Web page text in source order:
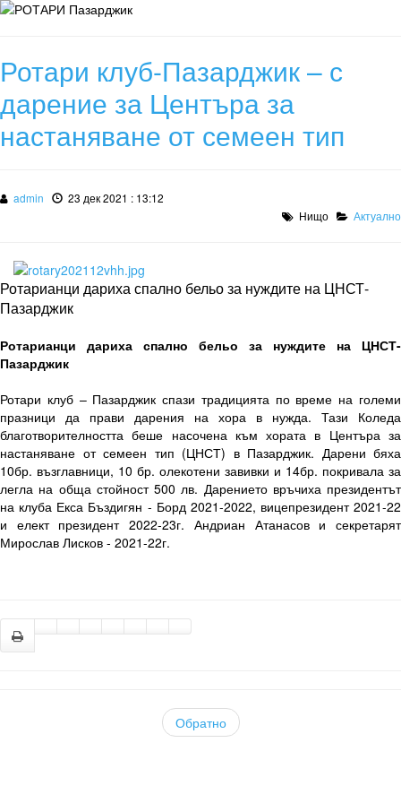
Ротари клуб-Пазарджик – с
дарение за Центъра за
настаняване от семеен тип
admin
23 дек 2021 : 13:12
Нищо
Актуално
Ротарианци дариха спално бельо за нуждите на ЦНСТ-
Пазарджик
Ротарианци дариха спално бельо за нуждите на ЦНСТ-
Пазарджик
Ротари клуб – Пазарджик спази традицията по време на големи
празници да прави дарения на хора в нужда. Тази Коледа
благотворителността беше насочена към хората в Центъра за
настаняване от семеен тип (ЦНСТ) в Пазарджик. Дарени бяха
10бр. възглавници, 10 бр. олекотени завивки и 14бр. покривала за
легла на обща стойност 500 лв. Дарението връчиха президентът
на клуба Екса Бъздигян - Борд 2021-2022, вицепрезидент 2021-22
и елект президент 2022-23г. Андриан Атанасов и секретарят
Мирослав Лисков - 2021-22г.
Обратно